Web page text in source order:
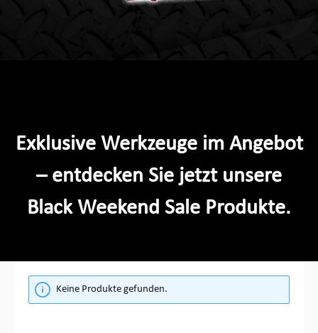
Exklusive Werkzeuge im Angebot
– entdecken Sie jetzt unsere
Black Weekend Sale Produkte.
Keine Produkte gefunden.